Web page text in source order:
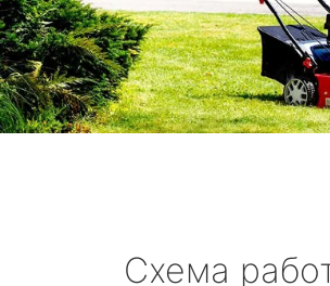
Схема